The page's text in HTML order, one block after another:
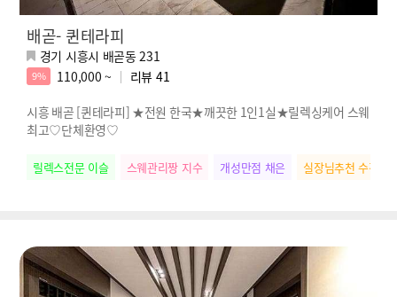
배곧- 퀸테라피
경기 시흥시 배곧동 231
9% 110,000 ~ 리뷰 41
시흥 배곧 [퀸테라피] ★전원 한국★깨끗한 1인1실★릴렉싱케어 스웨
최고♡단체환영♡
릴렉스전문 이슬 스웨관리짱 지수 개성만점 채은 실장님추천 수진